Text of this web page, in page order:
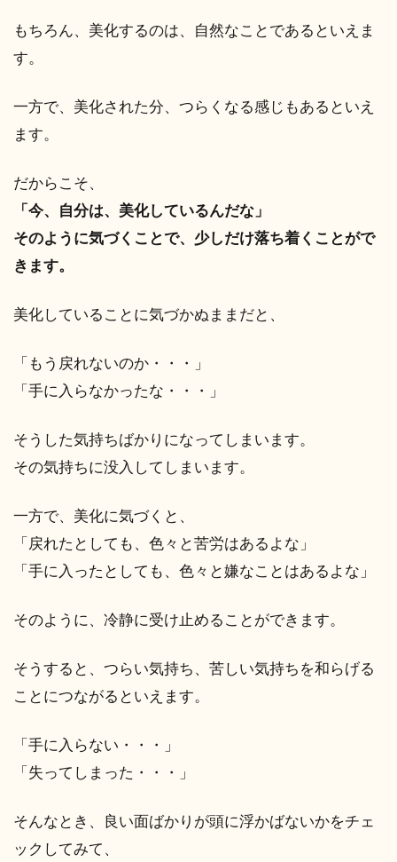
もちろん、美化するのは、自然なことであるといえま
す。
一方で、美化された分、つらくなる感じもあるといえ
ます。
だからこそ、
「今、自分は、美化しているんだな」
そのように気づくことで、少しだけ落ち着くことがで
きます。
美化していることに気づかぬままだと、
「もう戻れないのか・・・」
「手に入らなかったな・・・」
そうした気持ちばかりになってしまいます。
その気持ちに没入してしまいます。
一方で、美化に気づくと、
「戻れたとしても、色々と苦労はあるよな」
「手に入ったとしても、色々と嫌なことはあるよな」
そのように、冷静に受け止めることができます。
そうすると、つらい気持ち、苦しい気持ちを和らげる
ことにつながるといえます。
「手に入らない・・・」
「失ってしまった・・・」
そんなとき、良い面ばかりが頭に浮かばないかをチェ
ックしてみて、